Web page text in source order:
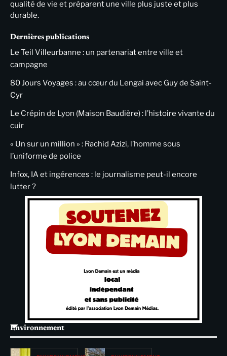
qualité de vie et préparent une ville plus juste et plus
durable.
Dernières publications
Le Teil Villeurbanne : un partenariat entre ville et
campagne
80 Jours Voyages : au cœur du Lengai avec Guy de Saint-
Cyr
Le Crépin de Lyon (Maison Baudière) : l’histoire vivante du
cuir
« Un sur un million » : Rachid Azizi, l’homme sous
l’uniforme de police
Infox, IA et ingérences : le journalisme peut-il encore
lutter ?
Environnement